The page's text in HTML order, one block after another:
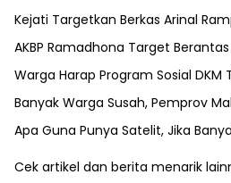
Kejati Targetkan Berkas Arinal
AKBP Ramadhona Target
Warga Harap Program Sosial DKM
Banyak Warga Susah, Pemprov
Apa Guna Punya Satelit, Jika
Cek artikel dan berita menarik